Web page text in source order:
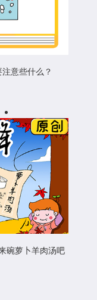
意些什么？
碗萝卜羊肉汤吧